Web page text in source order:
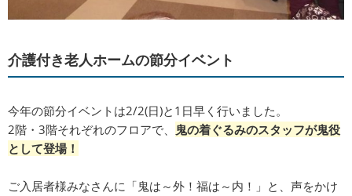
介護付き老人ホームの節分イベント
今年の節分イベントは2/2(日)と1日早く行いました。
2階・3階それぞれのフロアで、 鬼の着ぐるみのスタッフが鬼役
として登場！
ご入居者様みなさんに「鬼は～外！福は～内！」と、声をかけ